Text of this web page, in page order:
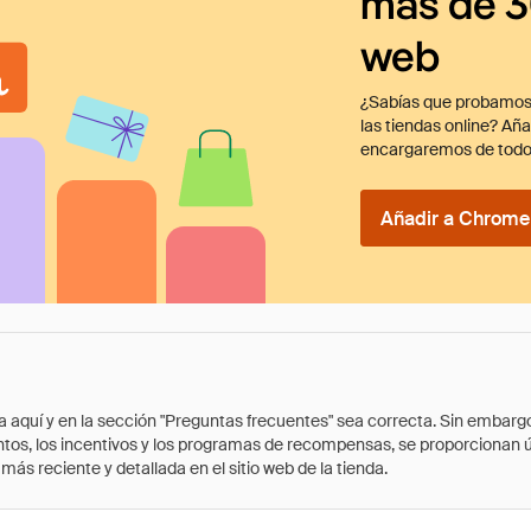
web
¿Sabías que
las tiendas online?
encargaremos de
Añadir a
y en la sección "Preguntas frecuentes" sea correcta. Sin
los incentivos y los programas de recompensas, se
reciente y detallada en el sitio web de la tienda.